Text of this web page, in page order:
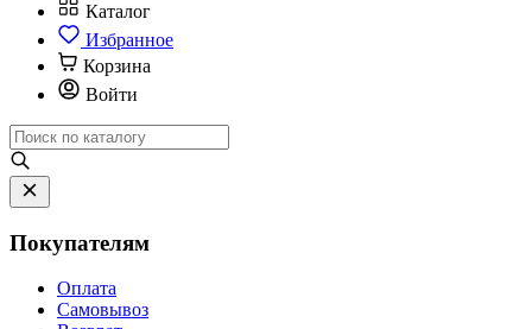
Каталог
Избранное
Корзина
Войти
Покупателям
Оплата
Самовывоз